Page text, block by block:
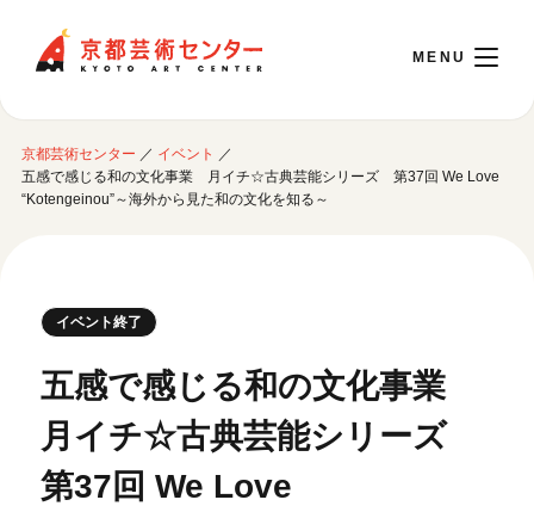
English
※チケット窓口は18:00まで／ギャラリー・図書室・情報コーナーは20:00まで／カ
フェは11:00～18:00まで営業
ご利用案内
開館時間・アクセシビリティ
フロアガイド
イベントに参加する
京都芸術センター ／ イベント ／
五感で感じる和の文化事業 月イチ☆古典芸能シリーズ 第37回 We Love
“Kotengeinou”～海外から見た和の文化を知る～
イベント終了
五感で感じる和の文化事業
月イチ☆古典芸能シリーズ
第37回 We Love